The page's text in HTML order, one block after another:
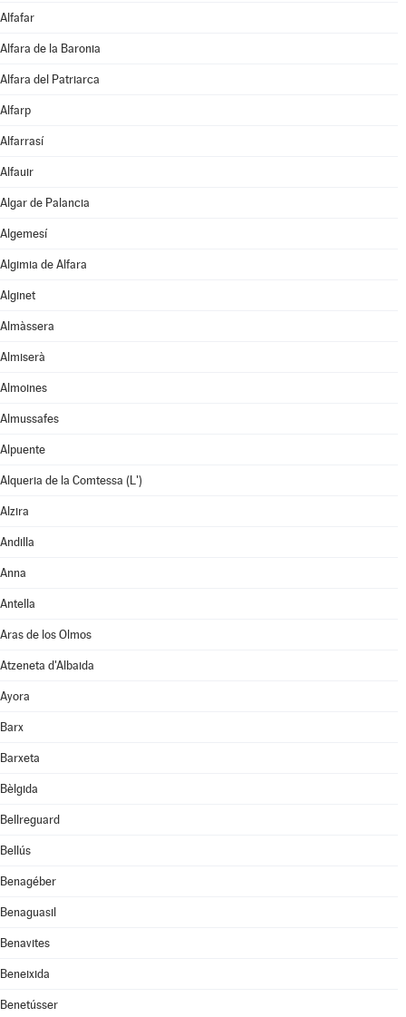
Alfafar
Alfara de la Baronia
Alfara del Patriarca
Alfarp
Alfarrasí
Alfauir
Algar de Palancia
Algemesí
Algimia de Alfara
Alginet
Almàssera
Almiserà
Almoines
Almussafes
Alpuente
Alqueria de la Comtessa (L')
Alzira
Andilla
Anna
Antella
Aras de los Olmos
Atzeneta d'Albaida
Ayora
Barx
Barxeta
Bèlgida
Bellreguard
Bellús
Benagéber
Benaguasil
Benavites
Beneixida
Benetússer